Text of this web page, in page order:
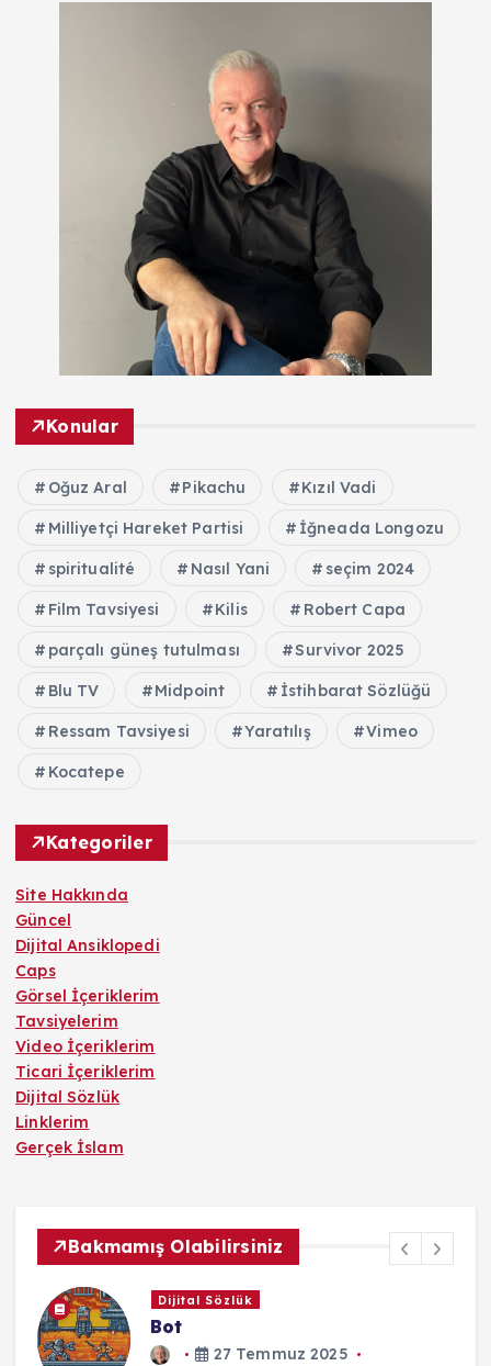
Konular
Oğuz Aral Pikachu Kızıl Vadi
Milliyetçi Hareket Partisi İğneada Longozu
spiritualité Nasıl Yani seçim 2024
Film Tavsiyesi Kilis Robert Capa
parçalı güneş tutulması Survivor 2025
Blu TV Midpoint İstihbarat Sözlüğü
Ressam Tavsiyesi Yaratılış Vimeo
Kocatepe
Kategoriler
Site Hakkında
Güncel
Dijital Ansiklopedi
Caps
Görsel İçeriklerim
Tavsiyelerim
Video İçeriklerim
Ticari İçeriklerim
Dijital Sözlük
Linklerim
Gerçek İslam
Bakmamış Olabilirsiniz
Dijital Sözlük
Bot
27 Temmuz 2025